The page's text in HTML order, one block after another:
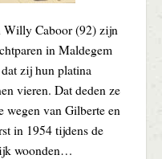
Willy Caboor (92) zijn
in Maldegem
zij hun platina
vieren. Dat deden ze
van Gilberte en
in 1954 tijdens de
woonden…